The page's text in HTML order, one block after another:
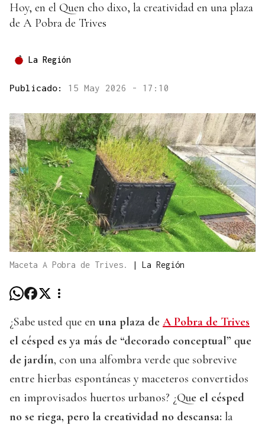
Hoy, en el Quen cho dixo, la creatividad en una plaza
de A Pobra de Trives
La Región
Publicado: 15 May 2026 - 17:10
Maceta A Pobra de Trives. | La Región
¿Sabe usted que en una plaza de A Pobra de Trives
el césped es ya más de “decorado conceptual” que
de jardín, con una alfombra verde que sobrevive
entre hierbas espontáneas y maceteros convertidos
en improvisados huertos urbanos? ¿Que el césped
no se riega, pero la creatividad no descansa: la